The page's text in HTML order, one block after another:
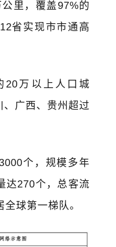
里，覆盖97%的
省实现市市通高
20万以上人口城
、广西、贵州超过
个，规模多年
达270个，总客流
球第一梯队。